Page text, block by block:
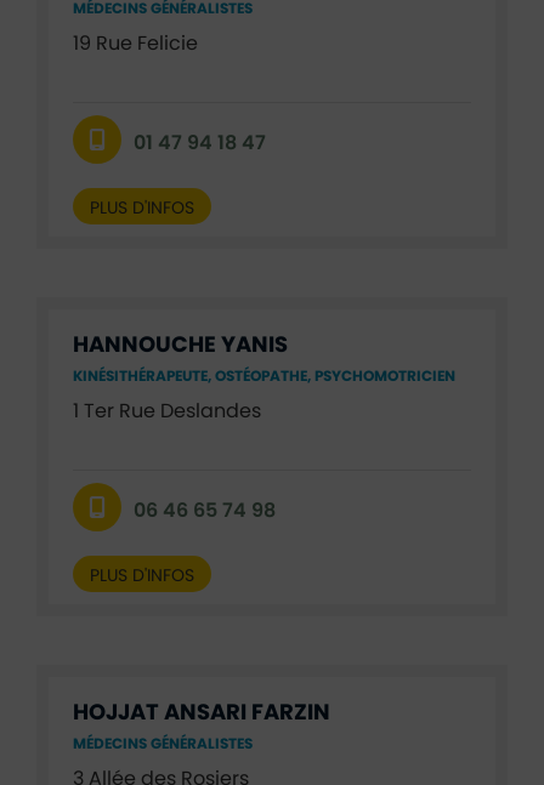
MÉDECINS GÉNÉRALISTES
19 Rue Felicie
01 47 94 18 47
PLUS D'INFOS
HANNOUCHE YANIS
KINÉSITHÉRAPEUTE, OSTÉOPATHE, PSYCHOMOTRICIEN
1 Ter Rue Deslandes
06 46 65 74 98
PLUS D'INFOS
HOJJAT ANSARI FARZIN
MÉDECINS GÉNÉRALISTES
3 Allée des Rosiers